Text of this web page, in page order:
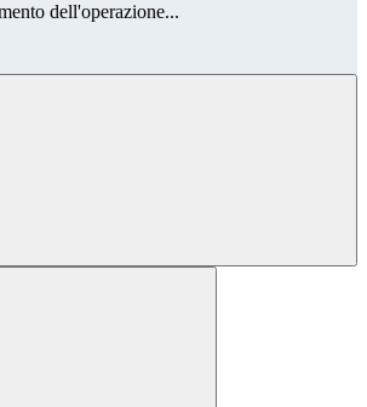
dell'operazione...